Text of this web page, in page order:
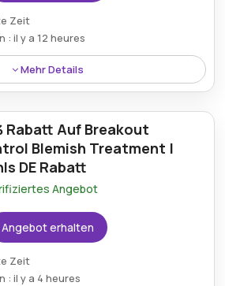
Zeit
: il y a 12 heures
Mehr Details
30€ ausgeben, profitieren vom
durch den Kiehls DE Rabatt,
durch zusätzlichen
Rabatt Auf Breakout
Blemish Treatment |
DE Rabatt
Angebot
Angebot erhalten
Zeit
: il y a 4 heures